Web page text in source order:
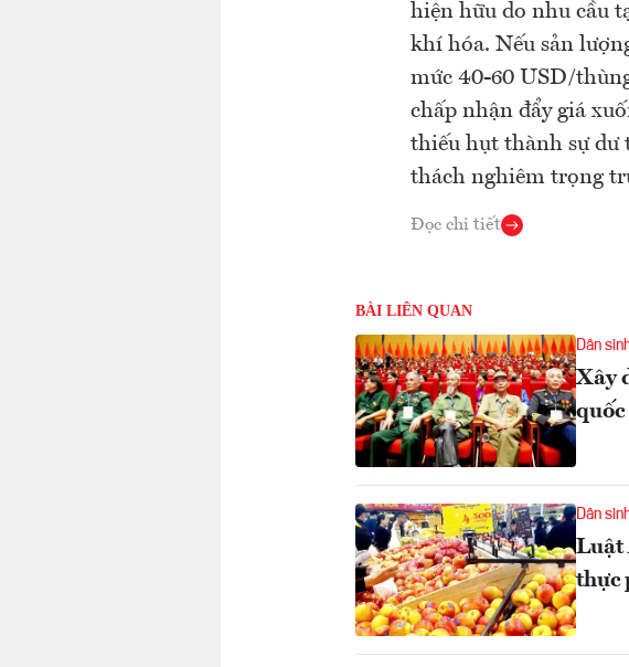
hiện hữu do nhu cầu
khí hóa. Nếu sản
mức 40-60 USD/
chấp nhận đẩy giá
thiếu hụt thành sự dư
thách nghiêm trọng
Đọc chi tiết
BÀI LIÊN QUAN
Dân
Xây
quốc
Dân
Luật
thực